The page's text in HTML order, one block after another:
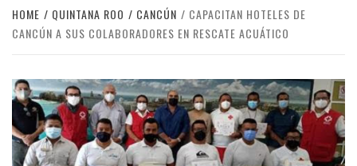
HOME QUINTANA ROO CANCÚN
CAPACITAN HOTELES DE
CANCÚN A SUS COLABORADORES EN RESCATE ACUÁTICO